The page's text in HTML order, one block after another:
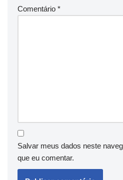
Comentário *
Salvar meus dados neste
que eu comentar.